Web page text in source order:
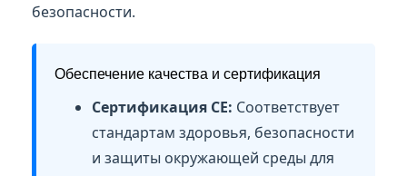
безопасности.
Обеспечение качества и сертификация
Сертификация CE: Соответствует
стандартам здоровья, безопасности
и защиты окружающей среды для